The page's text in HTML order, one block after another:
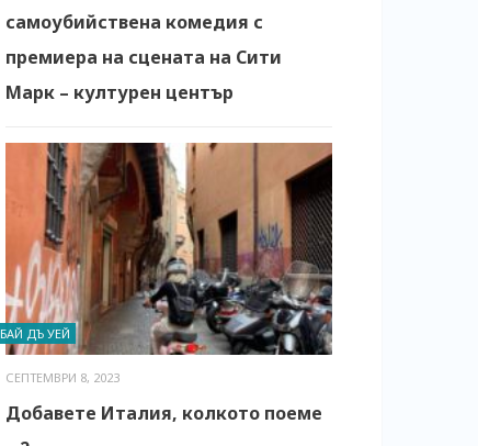
самоубийствена комедия с
премиера на сцената на Сити
Марк – културен център
БАЙ ДЪ УЕЙ
СЕПТЕМВРИ 8, 2023
Добавете Италия, колкото поеме